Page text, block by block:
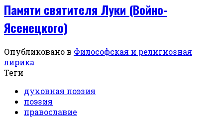
Памяти святителя Луки (Войно-
Ясенецкого)
Опубликовано в Философская и религиозная
лирика
Теги
духовная поэзия
поэзия
православие